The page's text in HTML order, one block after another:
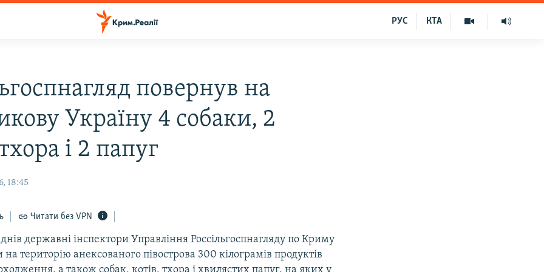
КТА
РУС
повернув на
Україну 4 собаки, 2
і 2 папуг
18:45
Читати без VPN
державні інспектори Управління Россільгоспнагляду по Криму
територію анексованого півострова 300 кілограмів продуктів